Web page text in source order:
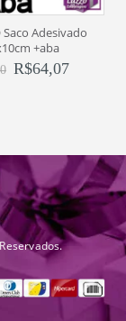
Saco Adesivado
+aba
R$64,07